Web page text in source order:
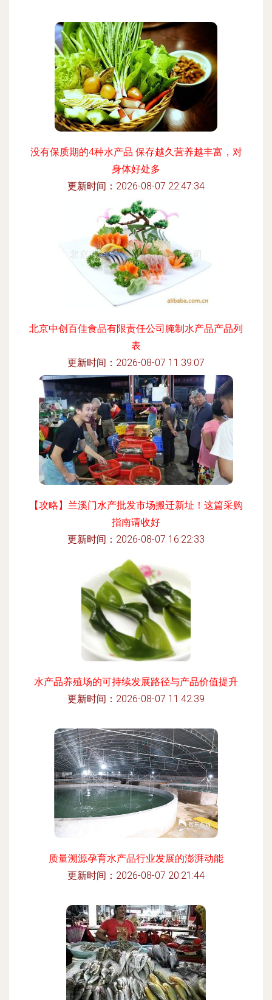
没有保质期的4种水产品 保存越久营养越丰富，对
身体好处多
更新时间：2026-08-07 22:47:34
北京中创百佳食品有限责任公司腌制水产品产品列
表
更新时间：2026-08-07 11:39:07
【攻略】兰溪门水产批发市场搬迁新址！这篇采购
指南请收好
更新时间：2026-08-07 16:22:33
水产品养殖场的可持续发展路径与产品价值提升
更新时间：2026-08-07 11:42:39
质量溯源孕育水产品行业发展的澎湃动能
更新时间：2026-08-07 20:21:44